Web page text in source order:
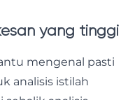
yang tinggi
mengenal pasti
analisis istilah